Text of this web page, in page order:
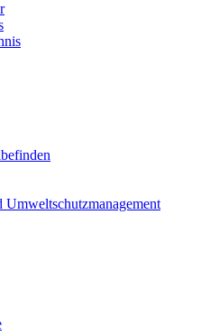
Umweltschutzmanagement